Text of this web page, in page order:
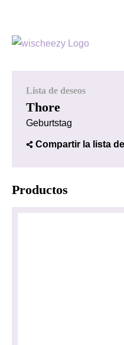
Lista de deseos
Thore
Geburtstag
Compartir la lista
Productos